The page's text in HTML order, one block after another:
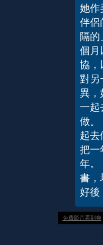
她
伴
隔
個月
協
對另
異
一起
做
起
把一
年
書，
好後
免費影片看到爽